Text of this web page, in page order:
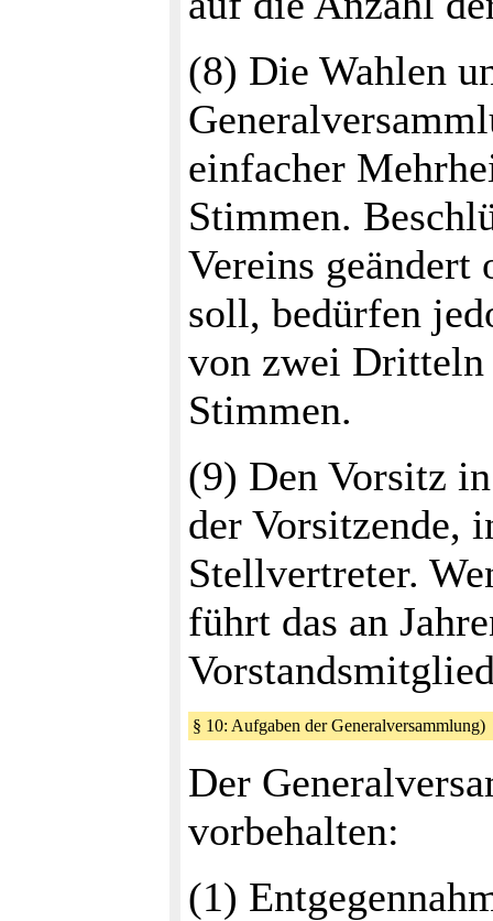
(8) Die Wahlen
einfacher
Stimmen.
Vereins geändert
soll, bedürfen
von zwei Dritteln
Stimmen.
(9) Den Vorsitz
der Vorsitzende,
Stellvertreter.
führt das an
§ 10: Aufgaben der
Der
vorbehalten:
(1)